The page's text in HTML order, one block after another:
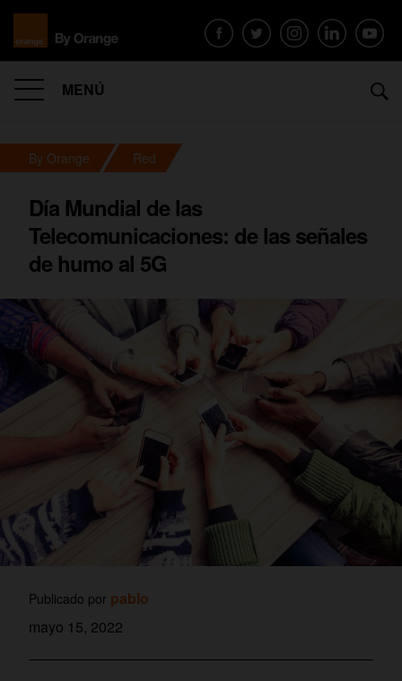
MENÚ
By Orange Red
Día Mundial de las
Telecomunicaciones: de las señales
de humo al 5G
Publicado por pablo
mayo 15, 2022